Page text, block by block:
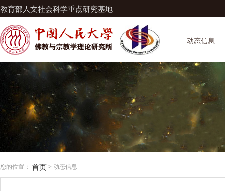
教育部人文社会科学重点研究基地
动态信息
您的位置： 首页> 动态信息